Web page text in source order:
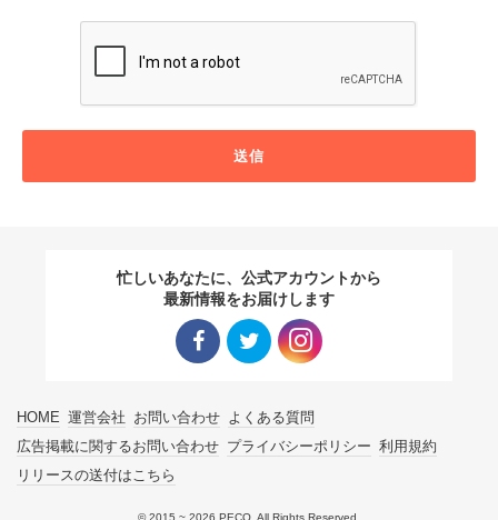
送信
忙しいあなたに、公式アカウントから
最新情報をお届けします
HOME 運営会社 お問い合わせ よくある質問
広告掲載に関するお問い合わせ プライバシーポリシー 利用規約
リリースの送付はこちら
© 2015 ~ 2026 PECO. All Rights Reserved.